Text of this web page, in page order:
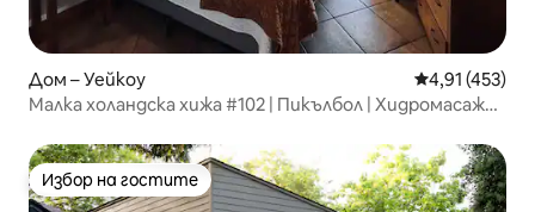
Дом – Уейкоу Средна
4,91 (453)
Малка холандска хижа #102 | Пикълбол | Хидромасажна
Избор на гостите
Избор на гостите